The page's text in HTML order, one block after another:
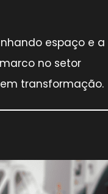
espaço e a
no setor
transformação.